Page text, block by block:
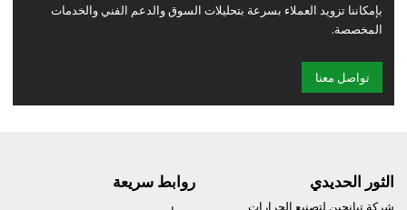
بإمكاننا تزويد العملاء بسرعة بتحليلات السوق والدعم الفني والخدمات
المخصصة.
تواصل معنا
الثور الحديدي
شركة تيانجين لتصنيع الجرارات
روابط سريعة